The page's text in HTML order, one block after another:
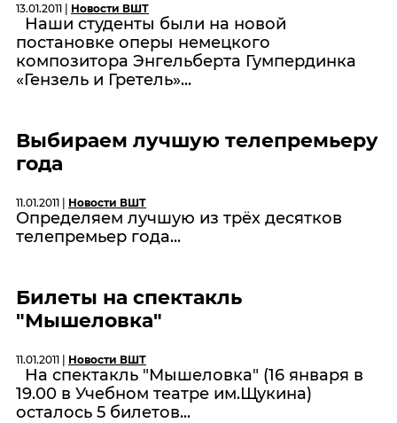
13.01.2011 | Новости ВШТ
Наши студенты были на новой
постановке оперы немецкого
композитора Энгельберта Гумпердинка
«Гензель и Гретель»...
Выбираем лучшую телепремьеру
года
11.01.2011 | Новости ВШТ
Определяем лучшую из трёх десятков
телепремьер года...
Билеты на спектакль
"Мышеловка"
11.01.2011 | Новости ВШТ
На спектакль "Мышеловка" (16 января в
19.00 в Учебном театре им.Щукина)
осталось 5 билетов...